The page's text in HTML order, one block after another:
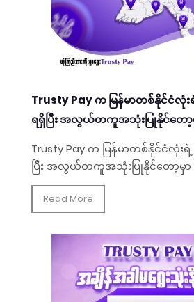
Trusty Pay က မြန်မာတစ်နိုင်ငံလုံ
ရရှိပြီး အလွယ်တကူအသုံးပြုနိုင်တော့
Trusty Pay က မြန်မာတစ်နိုင်ငံလုံး
ပြီး အလွယ်တကူအသုံးပြုနိုင်တော့မှာ
Read More